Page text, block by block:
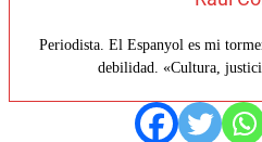
Periodista. El Espanyol es mi
debilidad. «Cultura,